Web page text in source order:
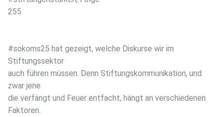
255
#sokoms25 hat gezeigt, welche Diskurse wir im
Stiftungssektor
auch führen müssen. Denn Stiftungskommunikation, und
zwar jene
die verfängt und Feuer entfacht, hängt an verschiedenen
Faktoren.